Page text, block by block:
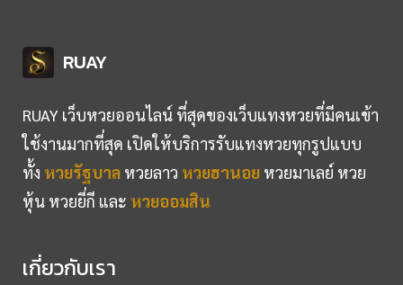
RUAY
RUAY เว็บหวยออนไลน์ ที่สุดของเว็บแทงหวยที่มีคนเข้า
ใช้งานมากที่สุด เปิดให้บริการรับแทงหวยทุกรูปแบบ
ทั้ง หวยรัฐบาล หวยลาว หวยฮานอย หวยมาเลย์ หวย
หุ้น หวยยี่กี และ หวยออมสิน
เกี่ยวกับเรา